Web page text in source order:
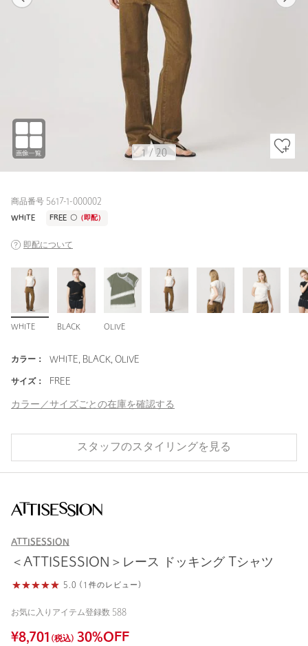
1/20
商品番号 5617-1-000002
WHITE FREE 〇（即配）
即配について
WHITE BLACK OLIVE
カラー： WHITE, BLACK, OLIVE
サイズ： FREE
カラー／サイズごとの在庫を確認する
スタッフのスタイリングを見る
ATTISESSION
＜ATTISESSION＞レース ドッキング Tシャツ
5.0 (1件のレビュー)
お気に入りアイテム登録数 588
¥8,701 (税込) 30%OFF
WHITE
20